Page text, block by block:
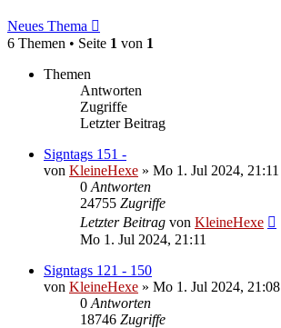
Neues Thema
6 Themen • Seite 1 von 1
Themen
Antworten
Zugriffe
Letzter Beitrag
Signtags 151 -
von KleineHexe » Mo 1. Jul 2024, 21:11
0 Antworten
24755 Zugriffe
Letzter Beitrag von KleineHexe
Mo 1. Jul 2024, 21:11
Signtags 121 - 150
von KleineHexe » Mo 1. Jul 2024, 21:08
0 Antworten
18746 Zugriffe